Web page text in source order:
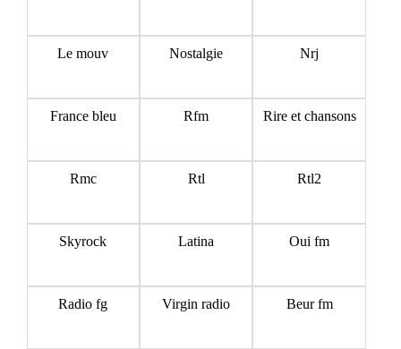
Le mouv Nostalgie Nrj
France bleu Rfm Rire et chansons
Rmc Rtl Rtl2
Skyrock Latina Oui fm
Radio fg Virgin radio Beur fm